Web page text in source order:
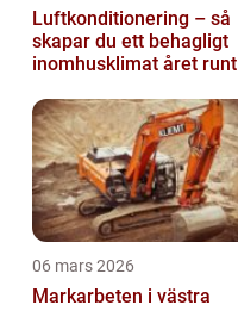
Luftkonditionering – så
skapar du ett behagligt
inomhusklimat året runt
06 mars 2026
Markarbeten i västra